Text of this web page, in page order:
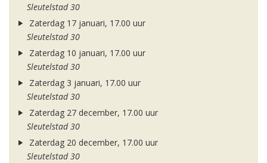
Sleutelstad 30
Zaterdag 17 januari, 17.00 uur
Sleutelstad 30
Zaterdag 10 januari, 17.00 uur
Sleutelstad 30
Zaterdag 3 januari, 17.00 uur
Sleutelstad 30
Zaterdag 27 december, 17.00 uur
Sleutelstad 30
Zaterdag 20 december, 17.00 uur
Sleutelstad 30